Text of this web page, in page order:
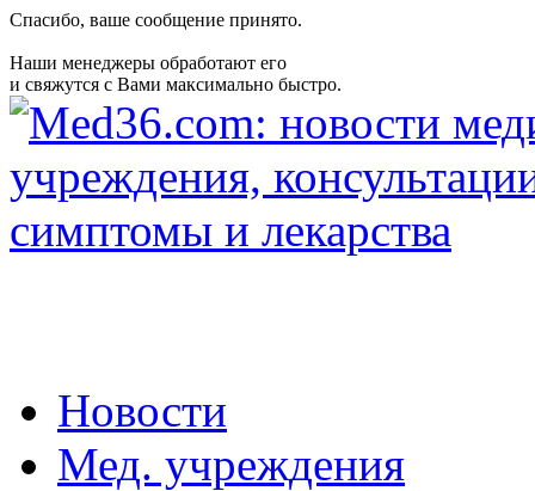
Спасибо, ваше сообщение принято.
Наши менеджеры обработают его
и свяжутся с Вами максимально быстро.
Новости
Мед. учреждения